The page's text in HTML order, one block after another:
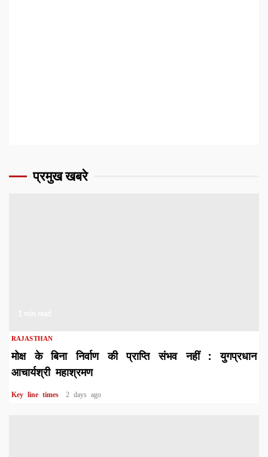
प्रमुख खबरे
RAJASTHAN
मोक्ष के बिना निर्वाण की प्राप्ति संभव नहीं : युगप्रधान
आचार्यश्री महाश्रमण
Key line times 2 days ago